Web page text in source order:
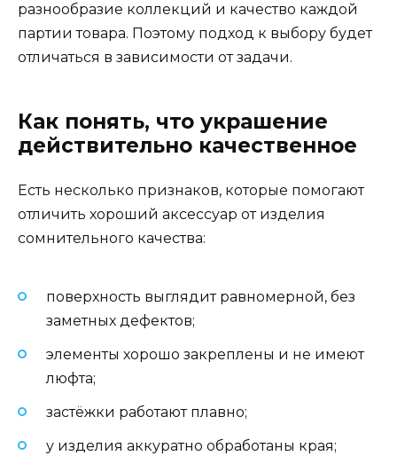
разнообразие коллекций и качество каждой
партии товара. Поэтому подход к выбору будет
отличаться в зависимости от задачи.
Как понять, что украшение
действительно качественное
Есть несколько признаков, которые помогают
отличить хороший аксессуар от изделия
сомнительного качества:
поверхность выглядит равномерной, без
заметных дефектов;
элементы хорошо закреплены и не имеют
люфта;
застёжки работают плавно;
у изделия аккуратно обработаны края;